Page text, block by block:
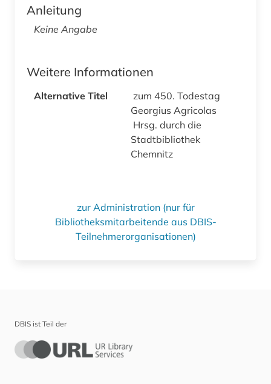
Anleitung
Keine Angabe
Weitere Informationen
Alternative Titel
zum 450. Todestag
Georgius Agricolas
Hrsg. durch die
Stadtbibliothek
Chemnitz
zur Administration (nur für
Bibliotheksmitarbeitende aus DBIS-
Teilnehmerorganisationen)
DBIS ist Teil der